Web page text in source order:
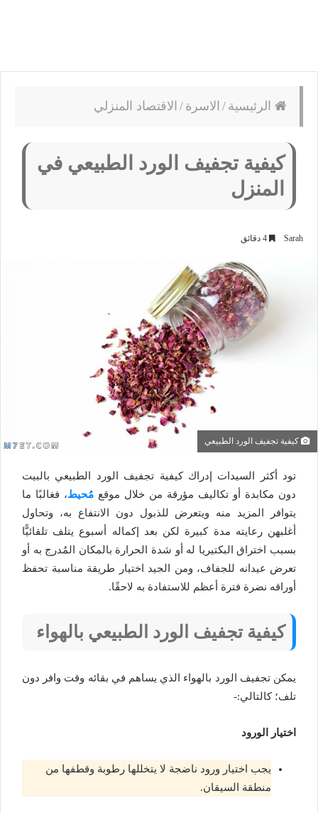
الرئيسية / الاسرة / الاقتصاد المنزلي
كيفية تجفيف الورد الطبيعي في
المنزل
Sarah
كيفية تجفيف الورد الطبيعي
تود أكثر السيدات إدراك كيفية تجفيف الورد الطبيعي بالبيت
دون مكابدة أو تكاليف مؤرقة من خلال موقع مُحيط، فغالبًا ما
يتوافر المزيد منه ويتعرض للذبول دون الانتفاع به، وتحاول
أغلبهن رعايته مدة كبيرة لكن بعد إكماله أسبوع يتلف تلقائيًّا
بسبب اختراق البكتيريا له أو شدة الحرارة بالمكان المُدرج به أو
تعرض عيدانه للجفاف، ومن الجيد اختيار طريقة مناسبة تحفظ
أوراقه نضرة فترة أعظم للاستفادة به لاحقًا.
كيفية تجفيف الورد الطبيعي بالهواء
يمكن تجفيف الورد بالهواء الذي يساهم في بقائه وقت وافر دون
تلف؛ كالتالي:-
اختيار الورود
يجب اختيار ورود ناضجة لا يتخللها رطوبة وقطفها من
منطقة السيقان.